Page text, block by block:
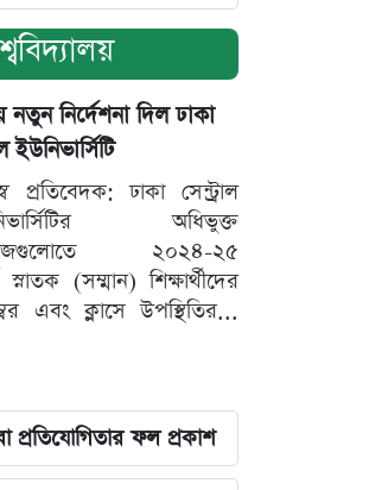
নতুন নির্দেশনা দিল ঢাকা
ইউনিভার্সিটি
প্রতিবেদক: ঢাকা সেন্ট্রাল
অধিভুক্ত
২০২৪-২৫
(সম্মান) শিক্ষার্থীদের
এবং ক্লাসে উপস্থিতির...
প্রতিযোগিতার ফল প্রকাশ